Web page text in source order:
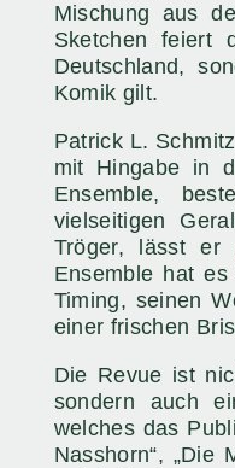
Mischung aus
Sketchen feiert
Deutschland,
Komik gilt.
Patrick L.
mit Hingabe in
Ensemble,
vielseitigen
Tröger, lässt er
Ensemble hat
Timing, seinen
einer frischen
Die Revue ist
sondern auch
welches das
Nasshorn“, „Die